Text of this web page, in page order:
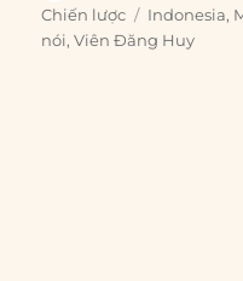
on
Chiến lược
Tags
Indonesia,
nói,Viên Đăng Huy